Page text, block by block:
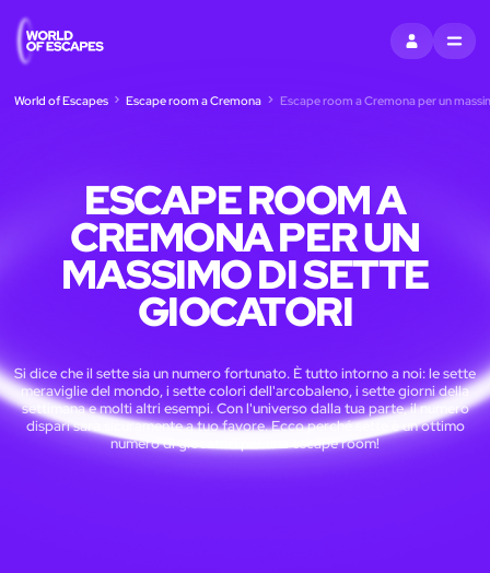
ACCEDIMENU
World of Escapes Escape room a Cremona Escape room a Cremona per un
ESCAPE ROOM A
CREMONA PER UN
MASSIMO DI SETTE
GIOCATORI
Si dice che il sette sia un numero fortunato. È tutto intorno a noi: le sette
meraviglie del mondo, i sette colori dell'arcobaleno, i sette giorni della
settimana e molti altri esempi. Con l'universo dalla tua parte, il numero
dispari sarà sicuramente a tuo favore. Ecco perché sette è un ottimo
numero di giocatori per una escape room!